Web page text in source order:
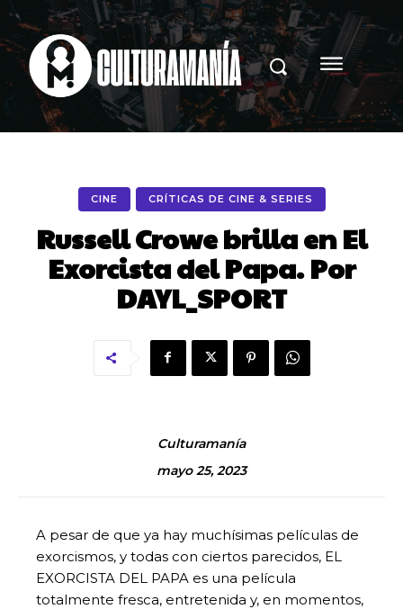
CINE CRÍTICAS DE CINE & SERIES
Russell Crowe brilla en El
Exorcista del Papa. Por
DAYL_SPORT
Culturamanía
mayo 25, 2023
A pesar de que ya hay muchísimas películas de
exorcismos, y todas con ciertos parecidos, EL
EXORCISTA DEL PAPA es una película
totalmente fresca, entretenida y, en momentos,